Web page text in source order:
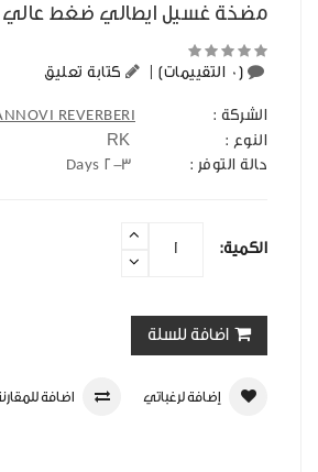
مضخة غسيل ايطالي ضغط عالي 3 فاز
(0 التقييمات) كتابة تعليق
الشركة :
REVERBERI
النوع :
حالة التوفر :
الكمية:
اضافة للسلة
إضافة لرغباتي اضافة